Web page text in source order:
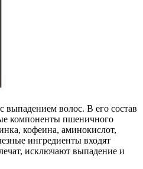
волос. В его состав
компоненты пшеничного
кофеина, аминокислот,
ингредиенты входят
исключают выпадение и